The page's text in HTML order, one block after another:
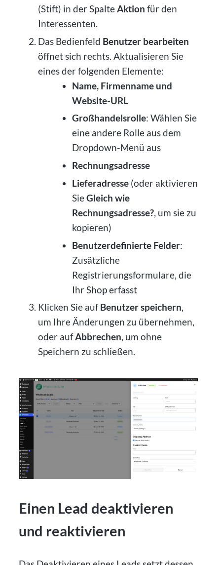
(Stift) in der SpalteAktion für den
Interessenten.
Das Bedienfeld Benutzer bearbeiten
öffnet sich rechts. Aktualisieren Sie
eines der folgenden Elemente:
Name, Firmenname und
Website-URL
Großhandelsrolle: Wählen Sie
eine andere Rolle aus dem
Dropdown-Menü aus
Rechnungsadresse
Lieferadresse(oder aktivieren
SieGleich wie
Rechnungsadresse?, um sie zu
kopieren)
Benutzerdefinierte Felder:
Zusätzliche
Registrierungsformulare, die
Ihr Shop erfasst
Klicken Sie aufBenutzer speichern,
um Ihre Änderungen zu übernehmen,
oder aufAbbrechen, um ohne
Speichern zu schließen.
Einen Lead deaktivieren
und reaktivieren